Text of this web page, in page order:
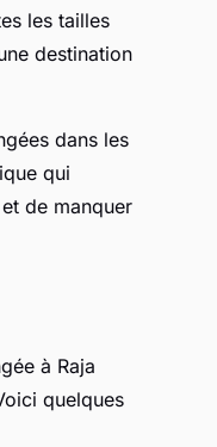
les tailles
destination
dans les
qui
de manquer
à Raja
quelques